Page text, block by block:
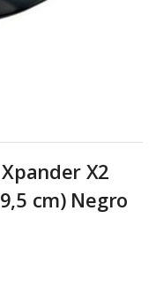
X2
cm) Negro